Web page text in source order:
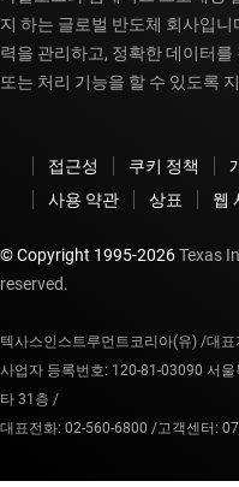
지 하는 글로벌 반도체 회사입
력을 관리하고, 정확한 데이터
또는 처리 기능을 할 수 있도록
접근성 쿠키 정책
사용 약관
상표 웹
© Copyright 1995-2026Texas
reserved.
텍사스인스트루먼트코리아(유) /대표
사업자 등록번호: 120-81-03090 서
타 31층 /
대표전화: 02-560-6800 /고객센터: